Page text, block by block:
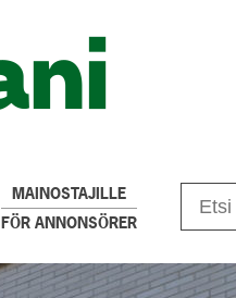
MAINOSTAJILLE
FÖR ANNONSÖRER